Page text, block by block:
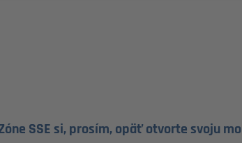
SSE si, prosím, opäť otvorte svoju